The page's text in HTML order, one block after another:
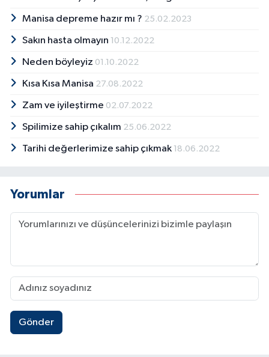
Manisa depreme hazır mı ? 25.02.2023
Sakın hasta olmayın 10.12.2022
Neden böyleyiz 01.10.2022
Kısa Kısa Manisa 27.08.2022
Zam ve iyileştirme 02.07.2022
Spilimize sahip çıkalım 25.06.2022
Tarihi değerlerimize sahip çıkmak 18.06.2022
Yorumlar
Gönder